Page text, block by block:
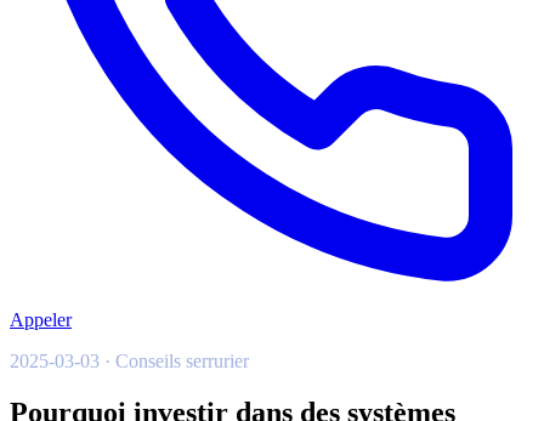
Appeler
2025-03-03 · Conseils serrurier
Pourquoi investir dans des systèmes